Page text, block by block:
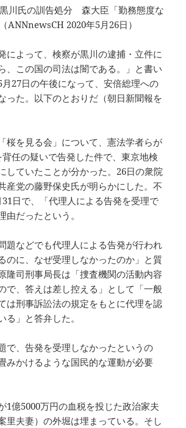
川氏の訓告処分 森大臣「勤務態度な
ANNnewsCH 2020年5月26日）
によって、検察が黒川の逮捕・立件に
、この国の司法は闇である。」と書い
27日の午後になって、安倍総理への
った。以下のとおりだ（朝日新聞報を
桜を見る会」について、憲法学者らが
任の疑いで告発した件で、東京地検
していたことが分かった。26日の衆院
産党の藤野保史氏が明らかにした。不
日で、「代理人による告発を受理で
由だったという。
題などでも代理人による告発が行われ
のに、なぜ受理しなかったのか」と質
隆司刑事局長は「捜査機関の活動内容
で、答えは差し控える」として「一般
は刑事訴訟法の規定をもとに代理を認
る」と答弁した。
で、告発を受理しなかったというの
みかけるような国民的な運動が必要
1億5000万円の血税を投じた政治家夫
里夫妻）の外堀は埋まっている。そし